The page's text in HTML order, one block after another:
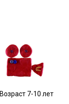
Возраст 7-10 лет